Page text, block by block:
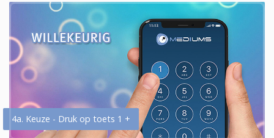
4a. Keuze - Druk op toets 1 +